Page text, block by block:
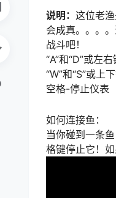
说明： 这位老
会成真。。。
战斗吧！
“A”和“D”或左
“W”和“S”或上
空格-停止仪表
如何连接鱼：
当你碰到一条
格键停止它！